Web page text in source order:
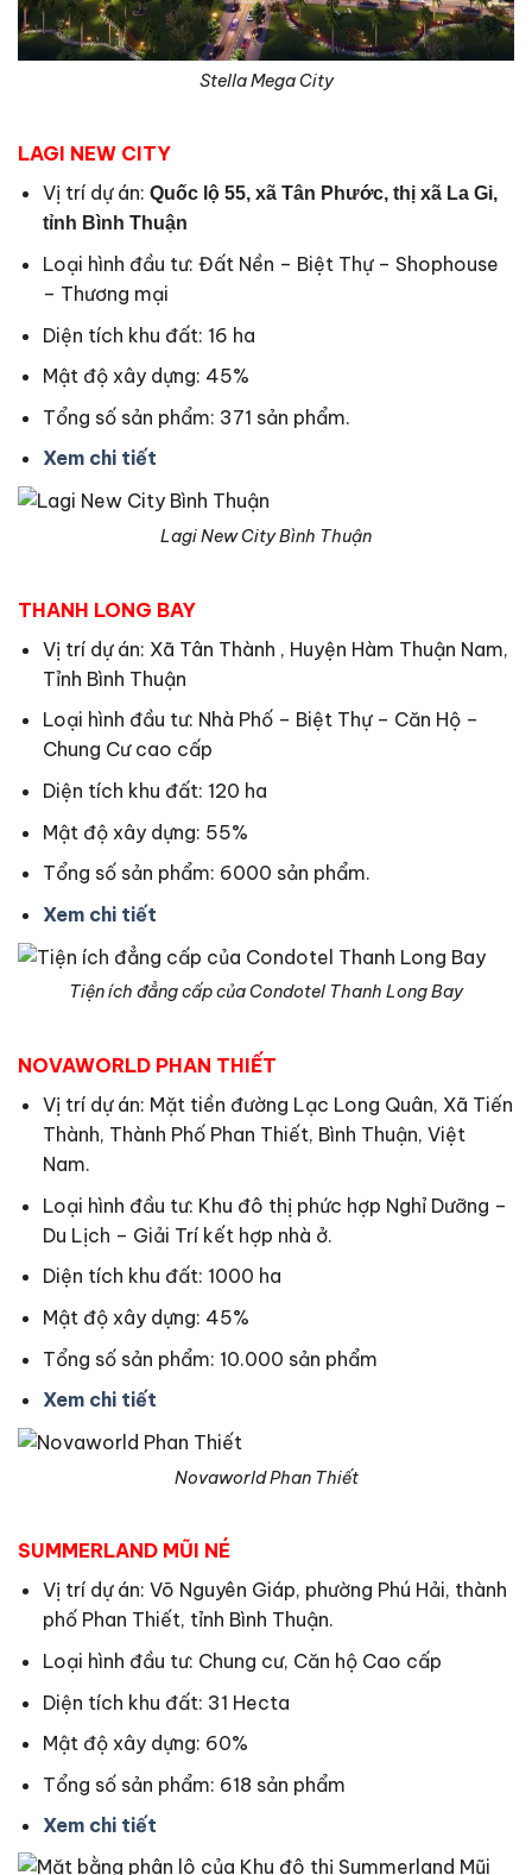
Stella Mega City
LAGI NEW CITY
Vị trí dự án: Quốc lộ 55, xã Tân Phước, thị xã La Gi,
tỉnh Bình Thuận
Loại hình đầu tư: Đất Nền – Biệt Thự – Shophouse
– Thương mại
Diện tích khu đất: 16 ha
Mật độ xây dựng: 45%
Tổng số sản phẩm: 371 sản phẩm.
Xem chi tiết
Lagi New City Bình Thuận
THANH LONG BAY
Vị trí dự án: Xã Tân Thành , Huyện Hàm Thuận Nam,
Tỉnh Bình Thuận
Loại hình đầu tư: Nhà Phố – Biệt Thự – Căn Hộ –
Chung Cư cao cấp
Diện tích khu đất: 120 ha
Mật độ xây dựng: 55%
Tổng số sản phẩm: 6000 sản phẩm.
Xem chi tiết
Tiện ích đẳng cấp của Condotel Thanh Long Bay
NOVAWORLD PHAN THIẾT
Vị trí dự án: Mặt tiền đường Lạc Long Quân, Xã Tiến
Thành, Thành Phố Phan Thiết, Bình Thuận, Việt
Nam.
Loại hình đầu tư: Khu đô thị phức hợp Nghỉ Dưỡng –
Du Lịch – Giải Trí kết hợp nhà ở.
Diện tích khu đất: 1000 ha
Mật độ xây dựng: 45%
Tổng số sản phẩm: 10.000 sản phẩm
Xem chi tiết
Novaworld Phan Thiết
SUMMERLAND MŨI NÉ
Vị trí dự án: Võ Nguyên Giáp, phường Phú Hải, thành
phố Phan Thiết, tỉnh Bình Thuận.
Loại hình đầu tư: Chung cư, Căn hộ Cao cấp
Diện tích khu đất: 31 Hecta
Mật độ xây dựng: 60%
Tổng số sản phẩm: 618 sản phẩm
Xem chi tiết